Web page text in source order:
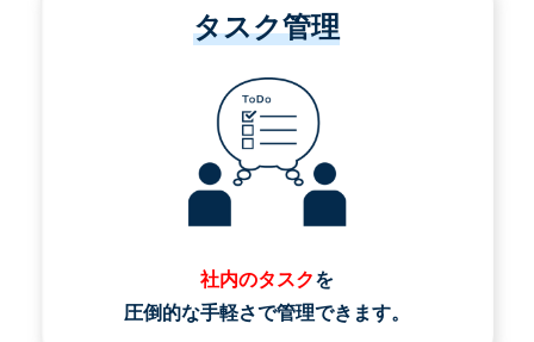
タスク管理
社内のタスクを
圧倒的な手軽さで管理できます。